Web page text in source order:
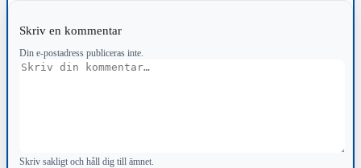
Skriv en kommentar
Din e-postadress publiceras inte.
Kommentar
Skriv sakligt och håll dig till ämnet.